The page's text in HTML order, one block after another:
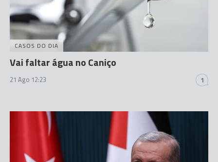
CASOS DO DIA
Vai faltar água no Caniço
21 Ago 12:23 1